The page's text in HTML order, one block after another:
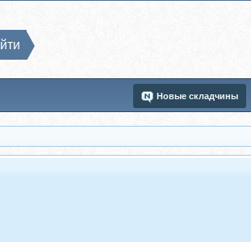
Новые складчины